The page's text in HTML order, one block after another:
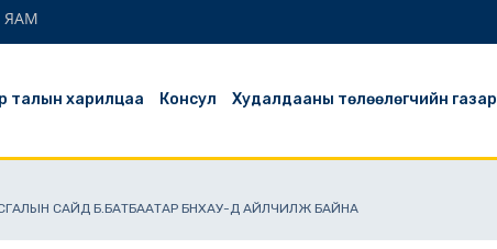
ЯАМ
талын харилцаа Консул Худалдааны төлөөлөгчийн газар
САЙД Б.БАТБААТАР БНХАУ-Д АЙЛЧИЛЖ БАЙНА